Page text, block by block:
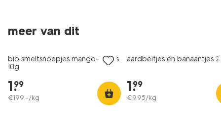
meer van dit
vegan
bio smeltsnoepjes mango-kokos
10g
1.
99
€199.–/kg
aardbeitjes en banaantjes
1.
99
€9.95/kg